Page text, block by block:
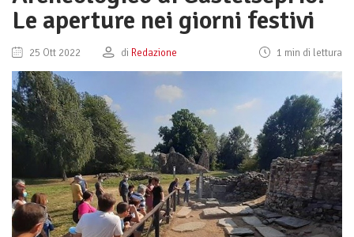
Le aperture nei giorni festivi
25 Ott 2022 di Redazione 1 min di lettura